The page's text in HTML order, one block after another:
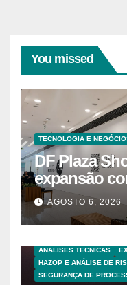
You missed
TECNOLOGIA E
DF Plaza
expansão
grandes
de espaço
Capital
AGOSTO 6, 2026
ANALISES TECNICAS
HAZOP E ANÁLISE DE
SEGURANÇA DE